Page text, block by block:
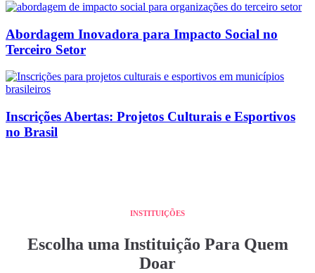
Abordagem Inovadora para Impacto Social no
Terceiro Setor
Inscrições Abertas: Projetos Culturais e Esportivos
no Brasil
INSTITUIÇÕES
Escolha uma Instituição Para Quem
Doar